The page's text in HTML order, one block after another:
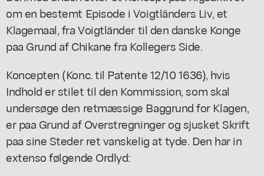
om en bestemt Episode i Voigtländers Liv, et
Klagemaal, fra Voigtländer til den danske Konge
paa Grund af Chikane fra Kollegers Side.
Koncepten (Konc. til Patente 12/10 1636), hvis
Indhold er stilet til den Kommission, som skal
undersøge den retmæssige Baggrund for Klagen,
er paa Grund af Overstregninger og sjusket Skrift
paa sine Steder ret vanskelig at tyde. Den har in
extenso følgende Ordlyd: